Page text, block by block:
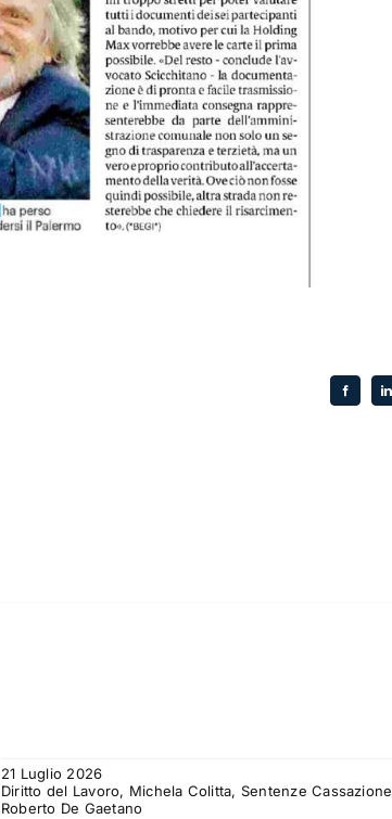
21 Luglio 2026
Diritto del Lavoro, Michela Colitta, Sentenze Cassazione
Roberto De Gaetano